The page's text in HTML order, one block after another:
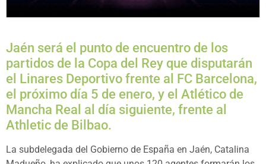
Jaén será el punto de encuentro de los
partidos de la Copa del Rey que disputarán
el Linares Deportivo frente al FC Barcelona,
el próximo día 5 de enero, y el Atlético de
Mancha Real al día siguiente, frente al
Athletic de Bilbao.
La subdelegada del Gobierno de España en Jaén, Catalina